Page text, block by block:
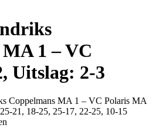
1 – VC
Uitslag: 2-3
Coppelmans MA 1 – VC Polaris MA
21, 18-25, 25-17, 22-25, 10-15